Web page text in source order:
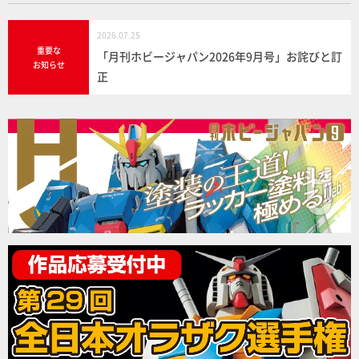
重要な
お知らせ
2026.07.25
「月刊ホビージャパン2026年9月号」お詫びと訂
正